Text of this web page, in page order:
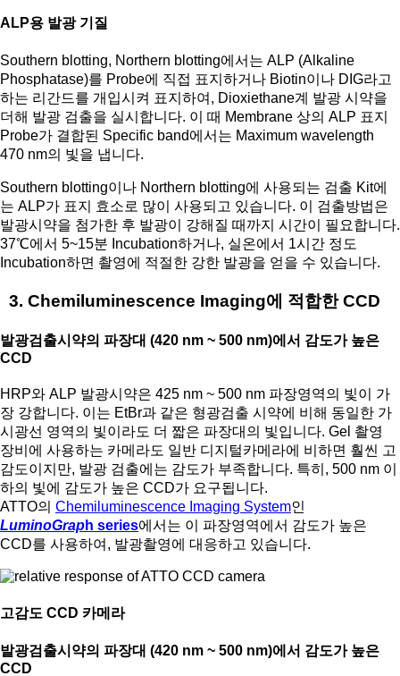
ALP용 발광 기질
Southern blotting, Northern blotting에서는 ALP (Alkaline
Phosphatase)를 Probe에 직접 표지하거나 Biotin이나 DIG라고
하는 리간드를 개입시켜 표지하여, Dioxiethane계 발광 시약을
더해 발광 검출을 실시합니다. 이 때 Membrane 상의 ALP 표지
Probe가 결합된 Specific band에서는 Maximum wavelength
470 nm의 빛을 냅니다.
Southern blotting이나 Northern blotting에 사용되는 검출 Kit에
는 ALP가 표지 효소로 많이 사용되고 있습니다. 이 검출방법은
발광시약을 첨가한 후 발광이 강해질 때까지 시간이 필요합니다.
37℃에서 5~15분 Incubation하거나, 실온에서 1시간 정도
Incubation하면 촬영에 적절한 강한 발광을 얻을 수 있습니다.
3. Chemiluminescence Imaging에 적합한 CCD
발광검출시약의 파장대 (420 nm ~ 500 nm)에서 감도가 높은
CCD
HRP와 ALP 발광시약은 425 nm ~ 500 nm 파장영역의 빛이 가
장 강합니다. 이는 EtBr과 같은 형광검출 시약에 비해 동일한 가
시광선 영역의 빛이라도 더 짧은 파장대의 빛입니다. Gel 촬영
장비에 사용하는 카메라도 일반 디지털카메라에 비하면 훨씬 고
감도이지만, 발광 검출에는 감도가 부족합니다. 특히, 500 nm 이
하의 빛에 감도가 높은 CCD가 요구됩니다.
ATTO의 Chemiluminescence Imaging System인
LuminoGraph series에서는 이 파장영역에서 감도가 높은
CCD를 사용하여, 발광촬영에 대응하고 있습니다.
고감도 CCD 카메라
발광검출시약의 파장대 (420 nm ~ 500 nm)에서 감도가 높은
CCD